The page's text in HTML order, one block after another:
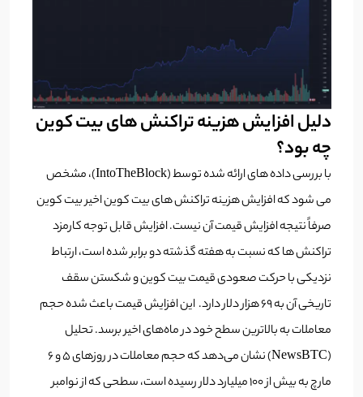
دلیل افزایش هزینه تراکنش های بیت کوین
چه بود؟
با بررسی داده های ارائه شده توسط (IntoTheBlock)، مشخص
می شود که افزایش هزینه تراکنش های بیت کوین اخیر بیت کوین
صرفاً نتیجه افزایش قیمت آن نیست. افزایش قابل توجه کارمزد
تراکنش ها که نسبت به هفته گذشته دو برابر شده است، ارتباط
نزدیکی با حرکت صعودی قیمت بیت کوین و شکستن سقف
تاریخی آن به ۶۹ هزار دلار دارد. این افزایش قیمت باعث شده حجم
معاملات به بالاترین سطح خود در ماه‌های اخیر برسد. تحلیل
(NewsBTC) نشان می‌دهد که حجم معاملات در روزهای ۵ و ۶
مارچ به بیش از ۱۰۰ میلیارد دلار رسیده است، سطحی که از نوامبر